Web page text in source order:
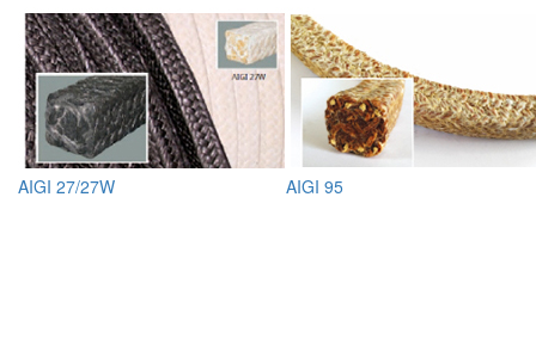
AIGI 27/27W AIGI 95